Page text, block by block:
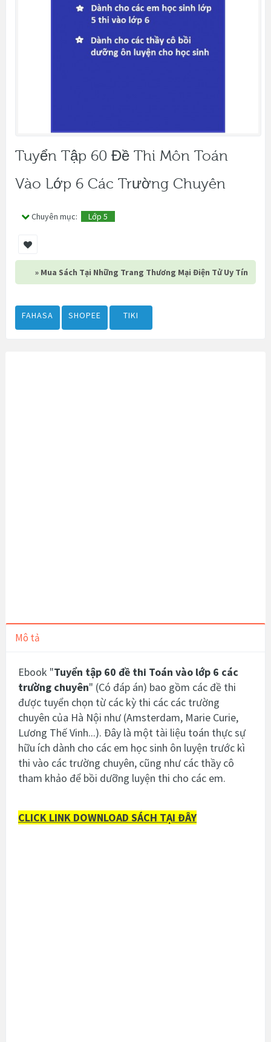
Tuyển Tập 60 Đề Thi Môn Toán
Vào Lớp 6 Các Trường Chuyên
Chuyên mục: Lớp 5
» Mua Sách Tại Những Trang Thương Mại Điện Tử Uy Tín
FAHASA SHOPEE TIKI
Mô tả
Ebook "Tuyển tập 60 đề thi Toán vào lớp 6 các
trường chuyên" (Có đáp án) bao gồm các đề thi
được tuyển chọn từ các kỳ thi các các trường
chuyên của Hà Nội như (Amsterdam, Marie Curie,
Lương Thế Vinh...). Đây là một tài liệu toán thực sự
hữu ích dành cho các em học sinh ôn luyện trước kì
thi vào các trường chuyên, cũng như các thầy cô
tham khảo để bồi dưỡng luyện thi cho các em.
CLICK LINK DOWNLOAD SÁCH TẠI ĐÂY